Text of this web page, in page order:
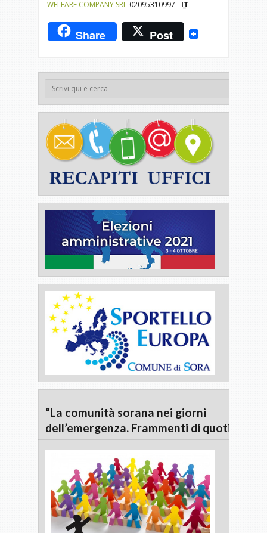
WELFARE COMPANY SRL 02095310997 - IT
Share Post
“La comunità sorana nei giorni
dell’emergenza. Frammenti di